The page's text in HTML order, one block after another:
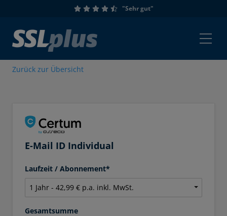
"Sehr gut"
Zurück zur Übersicht
E-Mail ID Individual
Laufzeit / Abonnement*
Gesamtsumme